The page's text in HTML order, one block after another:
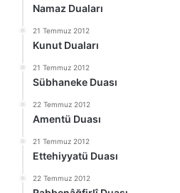
Namaz Duaları
21 Temmuz 2012
Kunut Duaları
21 Temmuz 2012
Sübhaneke Duası
22 Temmuz 2012
Amentü Duası
21 Temmuz 2012
Ettehiyyatü Duası
22 Temmuz 2012